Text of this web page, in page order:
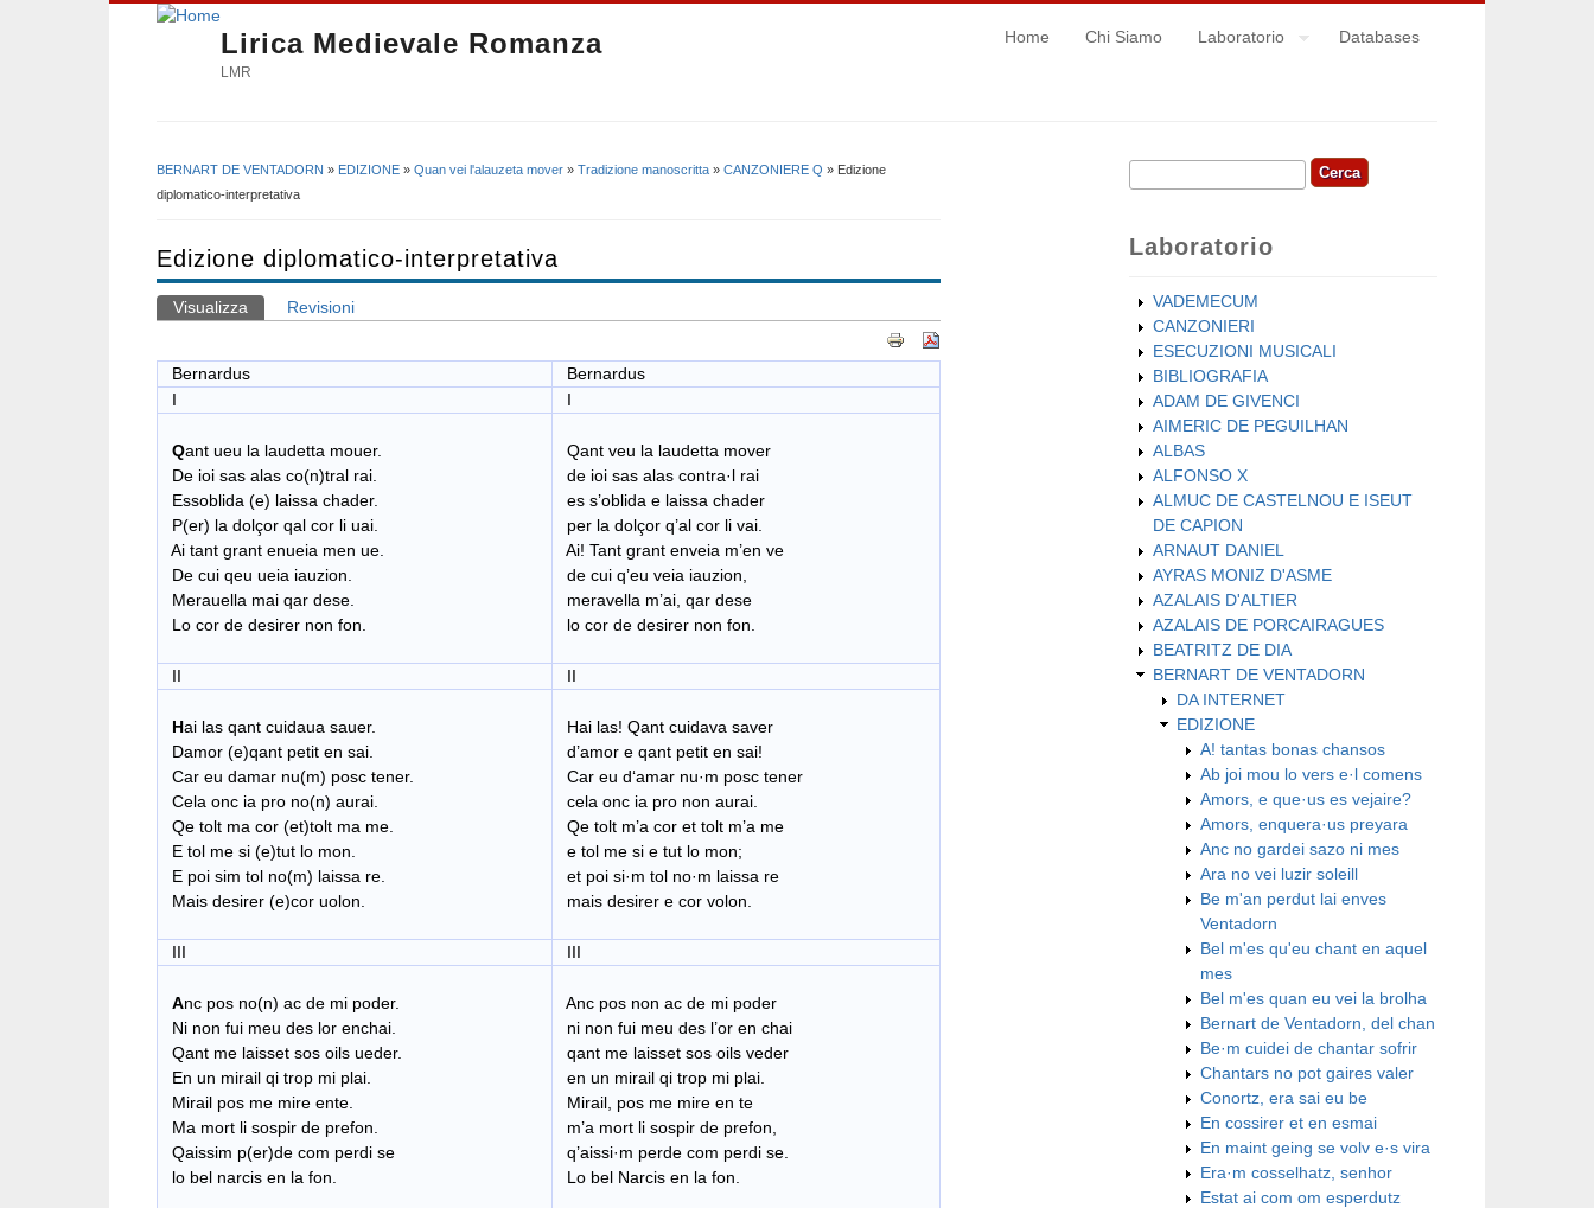
Lirica Medievale Romanza
LMR
Home Chi Siamo Laboratorio Databases
Tu sei qui
BERNART DE VENTADORN » EDIZIONE » Quan vei l'alauzeta mover » Tradizione manoscritta » CANZONIERE Q » Edizione
diplomatico-interpretativa
Edizione diplomatico-interpretativa
Schede primarie
Visualizza (scheda attiva)
Revisioni
Bernardus
Bernardus
I
I
Qant ueu la laudetta mouer.
De ioi sas alas co(n)tral rai.
Essoblida (e) laissa chader.
P(er) la dolçor qal cor li uai.
Ai tant grant enueia men ue.
De cui qeu ueia iauzion.
Merauella mai qar dese.
Lo cor de desirer non fon.
Qant veu la laudetta mover
de ioi sas alas contra·l rai
es s’oblida e laissa chader
per la dolçor q’al cor li vai.
Ai! Tant grant enveia m’en ve
de cui q’eu veia iauzion,
meravella m’ai, qar dese
lo cor de desirer non fon.
II II
Hai las qant cuidaua sauer.
Damor (e)qant petit en sai.
Car eu damar nu(m) posc tener.
Cela onc ia pro no(n) aurai.
Qe tolt ma cor (et)tolt ma me.
E tol me si (e)tut lo mon.
E poi sim tol no(m) laissa re.
Mais desirer (e)cor uolon.
Hai las! Qant cuidava saver
d’amor e qant petit en sai!
Car eu d‘amar nu·m posc tener
cela onc ia pro non aurai.
Qe tolt m’a cor et tolt m’a me
e tol me si e tut lo mon;
et poi si·m tol no·m laissa re
mais desirer e cor volon.
III III
Anc pos no(n) ac de mi poder.
Ni non fui meu des lor enchai.
Qant me laisset sos oils ueder.
En un mirail qi trop mi plai.
Mirail pos me mire ente.
Ma mort li sospir de prefon.
Qaissim p(er)de com perdi se
lo bel narcis en la fon.
Anc pos non ac de mi poder
ni non fui meu des l’or en chai
qant me laisset sos oils veder
en un mirail qi trop mi plai.
Mirail, pos me mire en te
m’a mort li sospir de prefon,
q’aissi·m perde com perdi se.
Lo bel Narcis en la fon.
Form di ricerca
Cerca
Laboratorio
VADEMECUM
CANZONIERI
ESECUZIONI MUSICALI
BIBLIOGRAFIA
ADAM DE GIVENCI
AIMERIC DE PEGUILHAN
ALBAS
ALFONSO X
ALMUC DE CASTELNOU E ISEUT
DE CAPION
ARNAUT DANIEL
AYRAS MONIZ D'ASME
AZALAIS D'ALTIER
AZALAIS DE PORCAIRAGUES
BEATRITZ DE DIA
BERNART DE VENTADORN
DA INTERNET
EDIZIONE
A! tantas bonas chansos
Ab joi mou lo vers e·l comens
Amors, e que·us es vejaire?
Amors, enquera·us preyara
Anc no gardei sazo ni mes
Ara no vei luzir soleill
Be m'an perdut lai enves
Ventadorn
Bel m'es qu'eu chant en aquel
mes
Bel m'es quan eu vei la brolha
Bernart de Ventadorn, del chan
Be·m cuidei de chantar sofrir
Chantars no pot gaires valer
Conortz, era sai eu be
En cossirer et en esmai
En maint geing se volv e·s vira
Era·m cosselhatz, senhor
Estat ai com om esperdutz